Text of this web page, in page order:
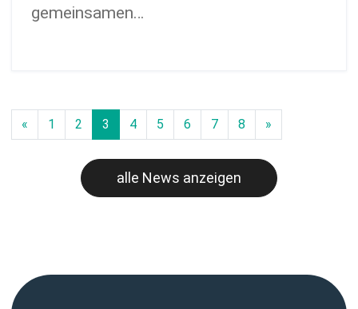
gemeinsamen…
« 1 2 3 4 5 6 7 8 »
alle News anzeigen